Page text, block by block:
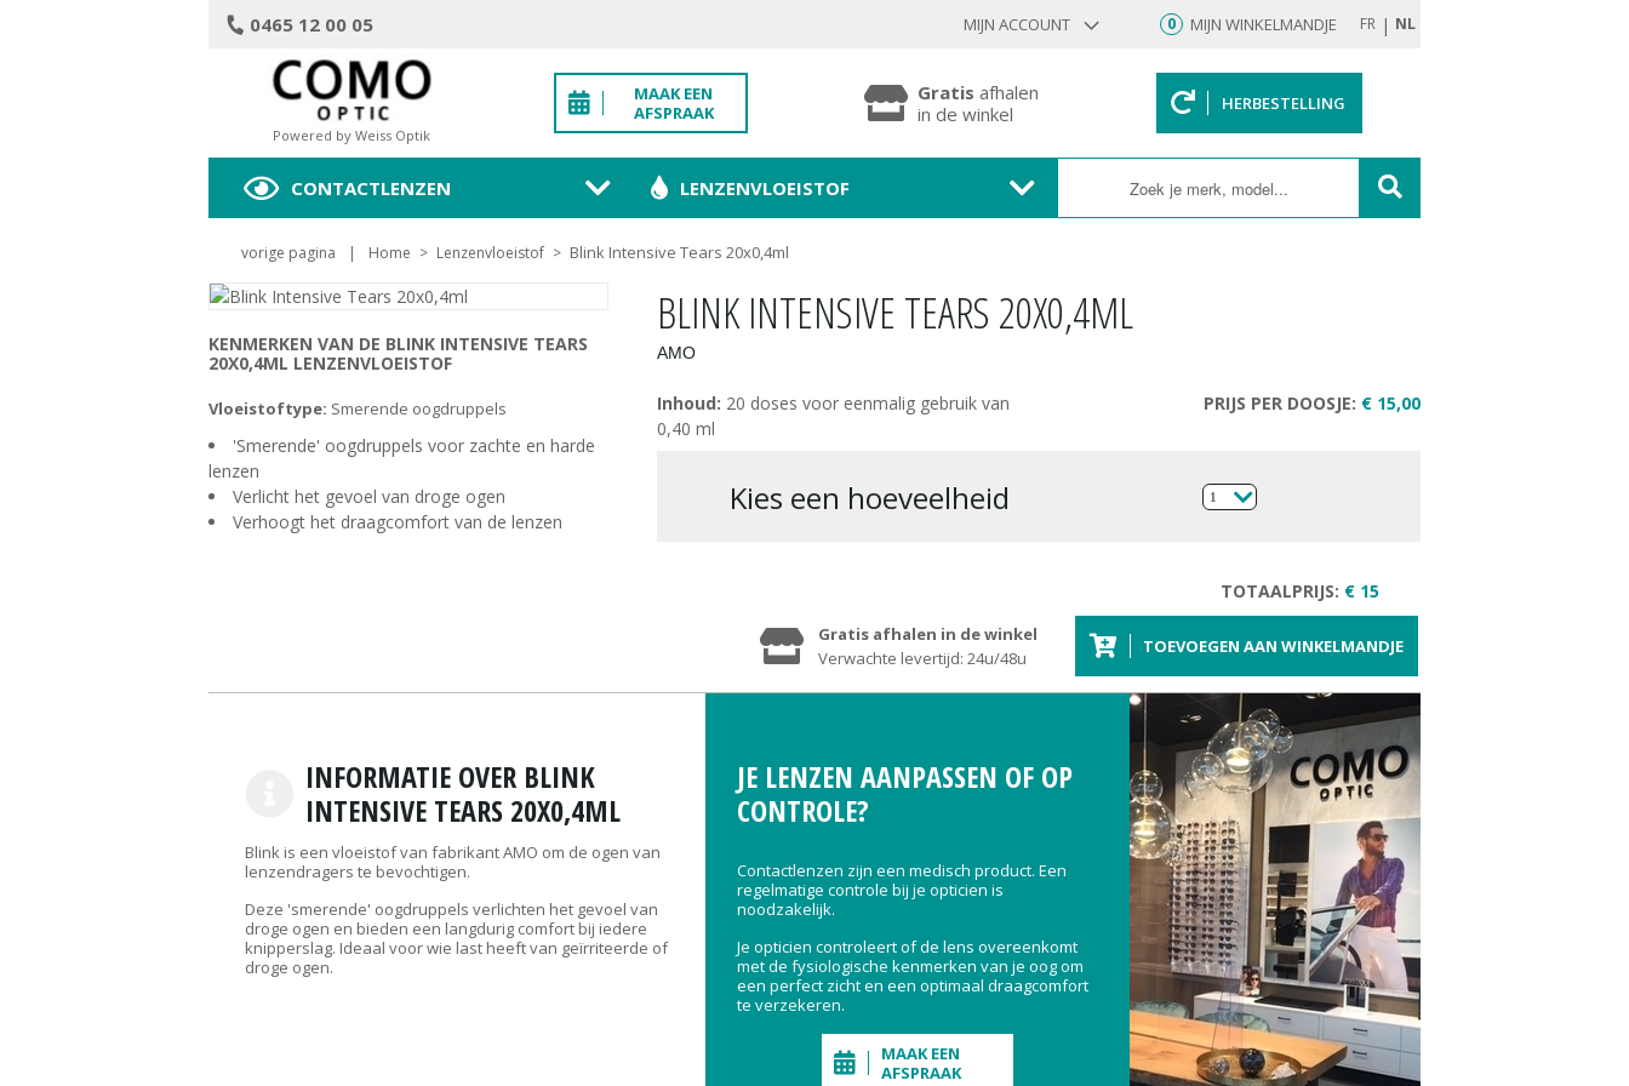
0465 12 00 05 MIJN ACCOUNT
INLOGGEN BESTAANDE KLANT
wachtwoord
Wachtwoord vergeten?
BEVESTIGEN
MELD JE AAN
0 MIJN WINKELMANDJE FR | NL
Powered by Weiss Optik
MAAK EEN
AFSPRAAK
Gratis afhalen
in de winkel
HERBESTELLING
CONTACTLENZEN LENZENVLOEISTOF
vorige pagina | Home > Lenzenvloeistof > Blink Intensive Tears 20x0,4ml
BLINK INTENSIVE TEARS 20X0,4ML
AMO
Inhoud: 20 doses voor eenmalig gebruik van
0,40 ml
PRIJS PER DOOSJE: € 15,00
kies een hoeveelheid 1
TOTAALPRIJS: € 15
TOEVOEGEN AAN WINKELMANDJE
Gratis afhalen in de winkel
Verwachte levertijd: 24u/48u
KENMERKEN VAN DE BLINK INTENSIVE TEARS
20X0,4ML LENZENVLOEISTOF
Vloeistoftype: Smerende oogdruppels
'Smerende' oogdruppels voor zachte en harde
lenzen
Verlicht het gevoel van droge ogen
Verhoogt het draagcomfort van de lenzen
INFORMATIE OVER BLINK
INTENSIVE TEARS 20X0,4ML
Blink is een vloeistof van fabrikant AMO om de ogen van
lenzendragers te bevochtigen.
Deze 'smerende' oogdruppels verlichten het gevoel van
droge ogen en bieden een langdurig comfort bij iedere
knipperslag. Ideaal voor wie last heeft van geïrriteerde of
droge ogen.
JE LENZEN AANPASSEN OF OP
CONTROLE?
Contactlenzen zijn een medisch product. Een
regelmatige controle bij je opticien is
noodzakelijk.
Je opticien controleert of de lens overeenkomt
met de fysiologische kenmerken van je oog om
een perfect zicht en een optimaal draagcomfort
te verzekeren.
MAAK EEN
AFSPRAAK